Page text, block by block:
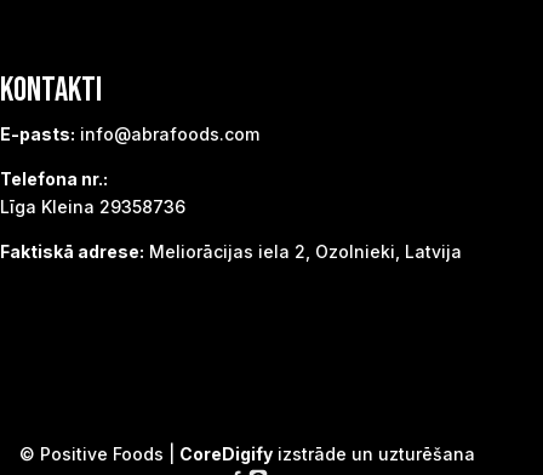
KONTAKTI
E-pasts: info@abrafoods.com
Telefona nr.:
Līga Kleina 29358736
Faktiskā adrese: Meliorācijas iela 2, Ozolnieki, Latvija
© Positive Foods | CoreDigify izstrāde un uzturēšana